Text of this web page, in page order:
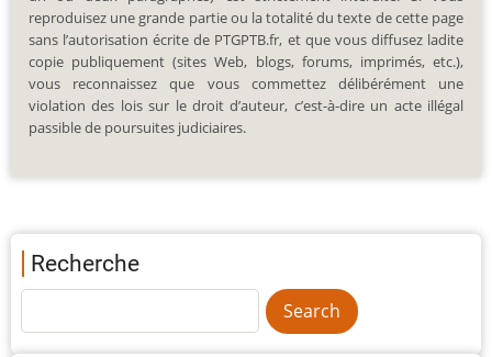
reproduisez une grande partie ou la totalité du texte de cette page
sans l’autorisation écrite de PTGPTB.fr, et que vous diffusez ladite
copie publiquement (sites Web, blogs, forums, imprimés, etc.),
vous reconnaissez que vous commettez délibérément une
violation des lois sur le droit d’auteur, c’est-à-dire un acte illégal
passible de poursuites judiciaires.
Recherche